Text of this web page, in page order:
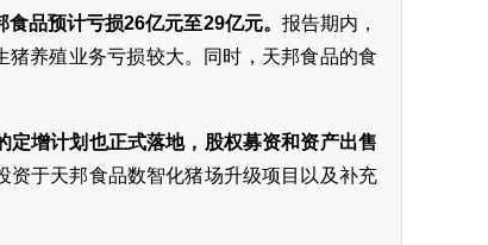
食品预计亏损26亿元至29亿元。 报告期内，
养殖业务亏损较大。同时，天邦食品的食
增计划也正式落地，股权募资和资产出售
于天邦食品数智化猪场升级项目以及补充